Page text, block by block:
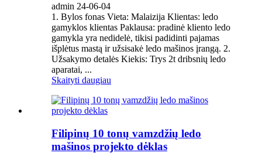
admin 24-06-04
1. Bylos fonas Vieta: Malaizija Klientas: ledo
gamyklos klientas Paklausa: pradinė kliento ledo
gamykla yra nedidelė, tikisi padidinti pajamas
išplėtus mastą ir užsisakė ledo mašinos įrangą. 2.
Užsakymo detalės Kiekis: Trys 2t dribsnių ledo
aparatai, ...
Skaityti daugiau
Filipinų 10 tonų vamzdžių ledo
mašinos projekto dėklas